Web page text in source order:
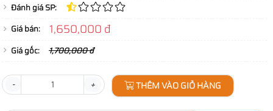
Đánh giá SP:
Giá bán:
1,650,000 đ
Giá gốc: 1,700,000 đ
- + THÊM VÀO GIỎ HÀNG